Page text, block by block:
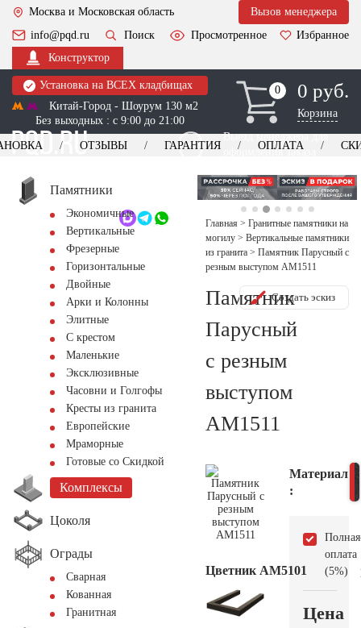
Москва и Московская область
Вызов менеджера
info@pqd.ru
Поиск Просмотренное
Избранное
Конструктор
Установка на ВСЕХ кладбищах
Китай-Город - Шоурум 130 м2
Без выходных : с 9:00 до 21:00
0
0 0 руб.
Корзина
Выезд менеджера для
оформления заказа
+7 (495) 518-44-23
Обратный звонок
ОТЗЫВЫ ГАРАНТИЯ ОПЛАТА
Памятники
Экономичные
Вертикальные
Фрезерные
Горизонтальные
Двойные
Арки и Колонны
Элитные
С крестом
Маленькие
Эксклюзивные
Часовни и Голгофы
Кресты из гранита
Европейские
Мраморные
Готовые со Скидкой
Комплексы
Цоколя
Ограды
Сварная
Кованная
Гранитная
Главная > Гранитные памятники на
могилу > Вертикальные памятники
из гранита > Памятник Парусный с
резным выступом AM1511
Памятник
Парусный
с резным
выступом
AM1511
Создать эскиз
Цветник АМ5101
Материал
:
Полная
оплата
(5%)
Цена